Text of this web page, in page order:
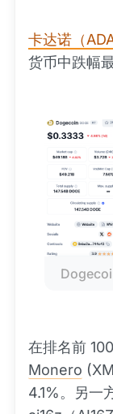
卡达诺（ADA
货币中跌幅最
在排名前
Monero
4.1%。另一